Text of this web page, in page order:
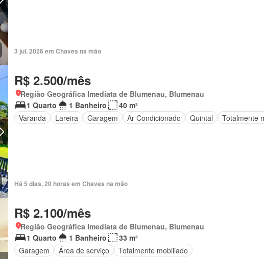
3 jul. 2026 em Chaves na mão
R$ 2.500/mês
Região Geográfica Imediata de Blumenau, Blumenau
1 Quarto
1 Banheiro
40 m²
Varanda
Lareira Garagem Ar Condicionado Quintal Totalmente
Há 5 dias, 20 horas em Chaves na mão
R$ 2.100/mês
Região Geográfica Imediata de Blumenau, Blumenau
1 Quarto
1 Banheiro
33 m²
Garagem
Área de serviço Totalmente mobiliado